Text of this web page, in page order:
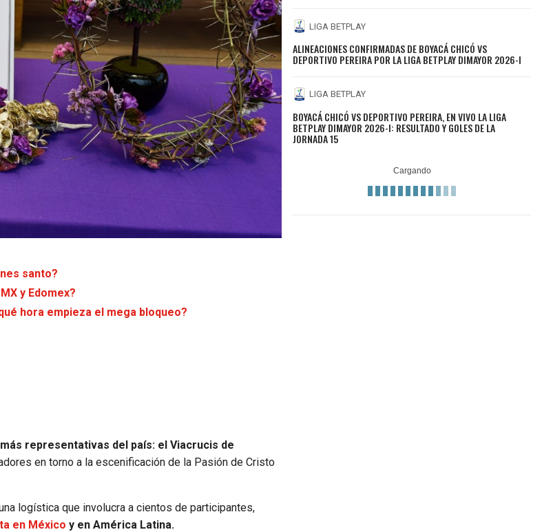
santo?
y Edomex?
hora empieza el mega bloqueo?
representativas del país: el Viacrucis de
en torno a la escenificación de la Pasión de Cristo
logística que involucra a cientos de participantes,
en México y en América Latina.
LIGA BETPLAY
ALINEACIONES CONFIRMADAS DE BOYACÁ CHICÓ VS
DEPORTIVO PEREIRA POR LA LIGA BETPLAY DIMAYOR 2026-I
LIGA BETPLAY
BOYACÁ CHICÓ VS DEPORTIVO PEREIRA, EN VIVO LA LIGA
BETPLAY DIMAYOR 2026-I: RESULTADO Y GOLES DE LA
JORNADA 15